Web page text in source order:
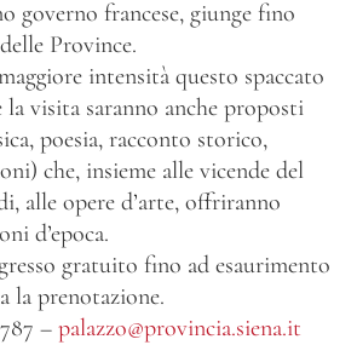
governo francese, giunge fino
Province.
intensità questo spaccato
visita saranno anche proposti
poesia, racconto storico,
che, insieme alle vicende del
alle opere d’arte, offriranno
d’epoca.
gratuito fino ad esaurimento
la prenotazione.
– palazzo@provincia.siena.it